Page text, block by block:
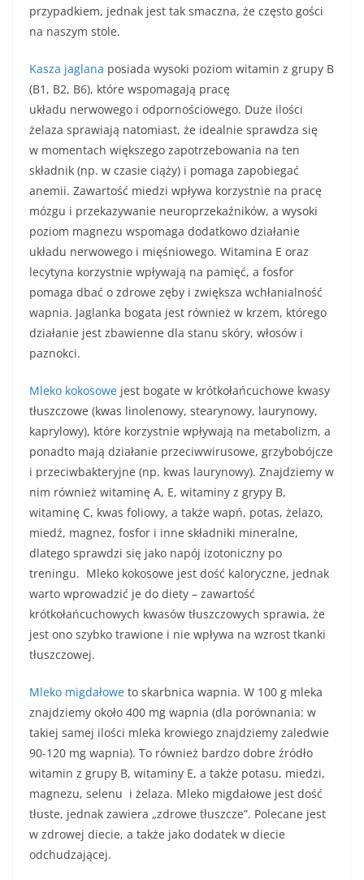
przypadkiem, jednak jest tak smaczna, że często gości
na naszym stole.
Kasza jaglana posiada wysoki poziom witamin z grupy B
(B1, B2, B6), które wspomagają pracę
układu nerwowego i odpornościowego. Duże ilości
żelaza sprawiają natomiast, że idealnie sprawdza się
w momentach większego zapotrzebowania na ten
składnik (np. w czasie ciąży) i pomaga zapobiegać
anemii. Zawartość miedzi wpływa korzystnie na pracę
mózgu i przekazywanie neuroprzekaźników, a wysoki
poziom magnezu wspomaga dodatkowo działanie
układu nerwowego i mięśniowego. Witamina E oraz
lecytyna korzystnie wpływają na pamięć, a fosfor
pomaga dbać o zdrowe zęby i zwiększa wchłanialność
wapnia. Jaglanka bogata jest również w krzem, którego
działanie jest zbawienne dla stanu skóry, włosów i
paznokci.
Mleko kokosowe jest bogate w krótkołańcuchowe kwasy
tłuszczowe (kwas linolenowy, stearynowy, laurynowy,
kaprylowy), które korzystnie wpływają na metabolizm, a
ponadto mają działanie przeciwwirusowe, grzybobójcze
i przeciwbakteryjne (np. kwas laurynowy). Znajdziemy w
nim również witaminę A, E, witaminy z grypy B,
witaminę C, kwas foliowy, a także wapń, potas, żelazo,
miedź, magnez, fosfor i inne składniki mineralne,
dlatego sprawdzi się jako napój izotoniczny po
treningu. Mleko kokosowe jest dość kaloryczne, jednak
warto wprowadzić je do diety – zawartość
krótkołańcuchowych kwasów tłuszczowych sprawia, że
jest ono szybko trawione i nie wpływa na wzrost tkanki
tłuszczowej.
Mleko migdałowe to skarbnica wapnia. W 100 g mleka
znajdziemy około 400 mg wapnia (dla porównania: w
takiej samej ilości mleka krowiego znajdziemy zaledwie
90-120 mg wapnia). To również bardzo dobre źródło
witamin z grupy B, witaminy E, a także potasu, miedzi,
magnezu, selenu i żelaza. Mleko migdałowe jest dość
tłuste, jednak zawiera „zdrowe tłuszcze”. Polecane jest
w zdrowej diecie, a także jako dodatek w diecie
odchudzającej.